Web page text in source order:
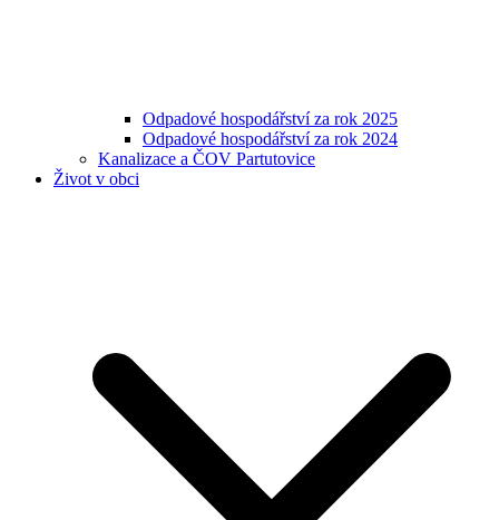
Odpadové hospodářství za rok 2025
Odpadové hospodářství za rok 2024
Kanalizace a ČOV Partutovice
Život v obci